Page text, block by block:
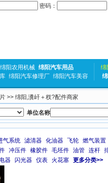
密码：
绵阳农用机械 绵阳汽车用品
绵阳汽车修理厂 绵阳汽车美容
绵
>> 绵阳,瀵屽＋杈?配件商家
单位名称
气系统 滤清器 化油器 飞轮 燃气装置
冲压件 橡胶件 毛坯件 油管 连杆
器 闪光器 仪表 火花塞 更多分类>>